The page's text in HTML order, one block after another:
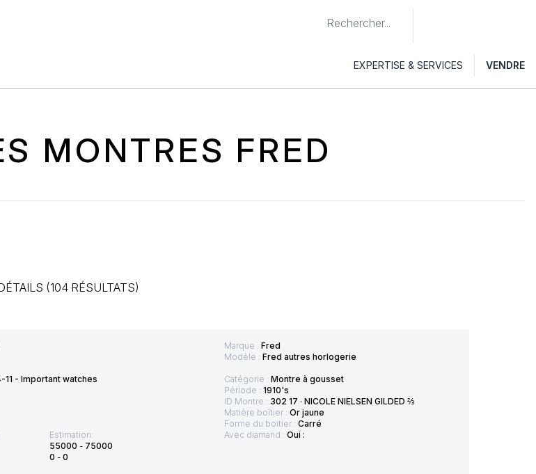
EXPERTISE & SERVICES VENDRE
MONTRES FRED
(104 RÉSULTATS)
- Important watches
Estimation:
55000 - 75000
0 - 0
Marque : Fred
Modèle : Fred autres horlogerie
Catégorie : Montre à gousset
Période : 1910's
ID Montre : 302 17 · NICOLE NIELSEN GILDED ⅔
Matière boîtier : Or jaune
Forme du boitier : Carré
Avec diamand : Oui :